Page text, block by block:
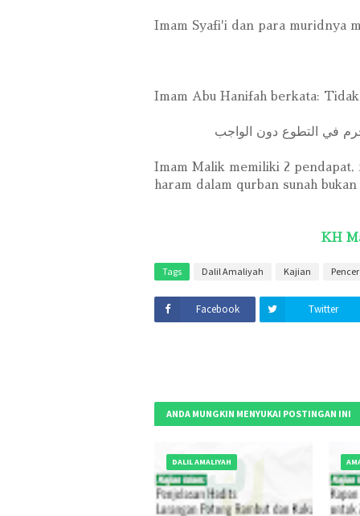
Imam Syafi'i dan para muridnya
Imam Abu Hanifah berkata:
ﻓﻲ اﻟﺘﻄﻮﻉ ﺩﻭﻥ اﻟﻮاﺟﺐ
Imam Malik memiliki 2
haram dalam qurban sunah
KH
Tags Dalil Amaliyah Kajian
Facebook Twitter
ANDA MUNGKIN MENYUKAI POSTINGAN INI
DALIL AMALIYAH